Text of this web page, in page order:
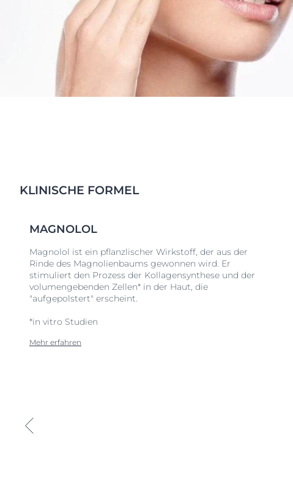
KLINISCHE FORMEL
MAGNOLOL
Magnolol ist ein pflanzlischer Wirkstoff, der aus der
Rinde des Magnolienbaums gewonnen wird. Er
stimuliert den Prozess der Kollagensynthese und der
volumengebenden Zellen* in der Haut, die
"aufgepolstert" erscheint.
*in vitro Studien
Mehr erfahren